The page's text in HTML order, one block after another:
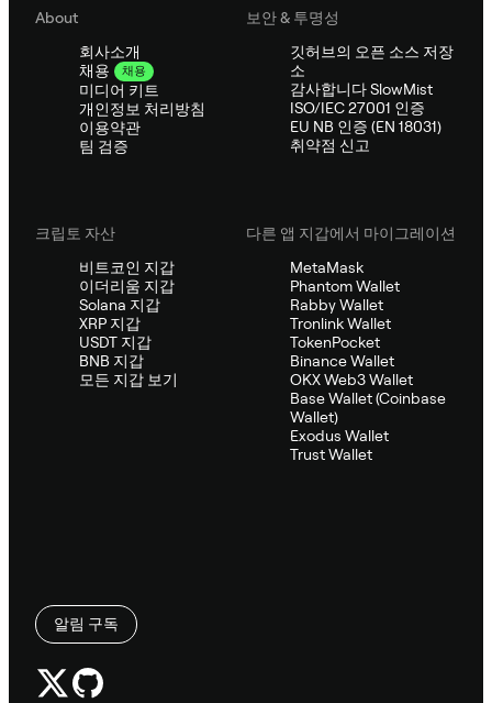
About
회사소개
채용
채용
미디어 키트
개인정보 처리방침
이용약관
팀 검증
보안 & 투명성
깃허브의 오픈 소스 저장
소
감사합니다 SlowMist
ISO/IEC 27001 인증
EU NB 인증 (EN 18031)
취약점 신고
크립토 자산
비트코인 지갑
이더리움 지갑
Solana 지갑
XRP 지갑
USDT 지갑
BNB 지갑
모든 지갑 보기
다른 앱 지갑에서 마이그레이션
MetaMask
Phantom Wallet
Rabby Wallet
Tronlink Wallet
TokenPocket
Binance Wallet
OKX Web3 Wallet
Base Wallet (Coinbase
Wallet)
Exodus Wallet
Trust Wallet
알림 구독